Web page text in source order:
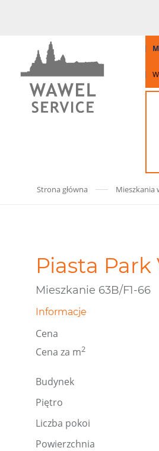
Strona główna Mieszkania
Piasta Park
Mieszkanie 63B/F1-66
Informacje
Cena
Cena za m2
Budynek
Piętro
Liczba pokoi
Powierzchnia